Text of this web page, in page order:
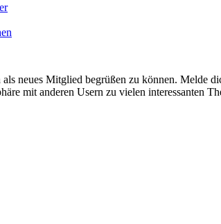
neues Mitglied begrüßen zu können. Melde
mit anderen Usern zu vielen interessanten